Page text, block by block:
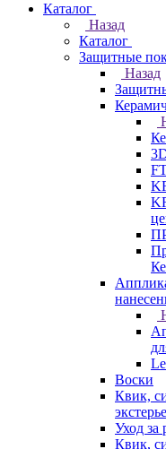
Каталог
Назад
Каталог
Защитные
Назад
Воски
Квик,
Уход за
Квик,